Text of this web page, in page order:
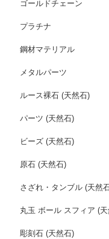
ゴールドチェーン
プラチナ
鋼材マテリアル
メタルパーツ
ルース裸石 (天然石)
パーツ (天然石)
ビーズ (天然石)
原石 (天然石)
さざれ・タンブル (天然
丸玉 ボール スフィア (
彫刻石 (天然石)